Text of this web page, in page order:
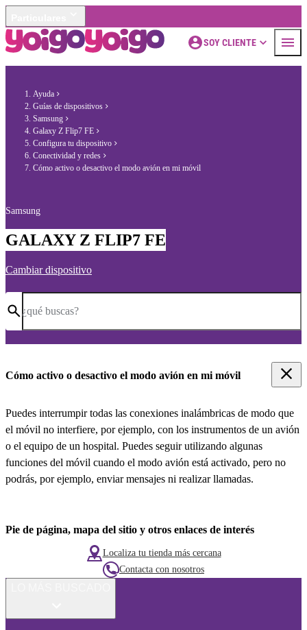
SOY CLIENTE
Ayuda
Guías de dispositivos
Samsung
Galaxy Z Flip7 FE
Configura tu dispositivo
Conectividad y redes
Cómo activo o desactivo el modo avión en mi móvil
Samsung
GALAXY Z FLIP7 FE
Cambiar dispositivo
¿qué buscas?
Cómo activo o desactivo el modo avión en mi móvil
Puedes interrumpir todas las conexiones inalámbricas de modo que
el móvil no interfiere, por ejemplo, con los instrumentos de un avión
o el equipo de un hospital. Puedes seguir utilizando algunas
funciones del móvil cuando el modo avión está activado, pero no
podrás, por ejemplo, enviar mensajes ni realizar llamadas.
Pie de página, mapa del sitio y otros enlaces de interés
Localiza tu tienda más cercana
Contacta con nosotros